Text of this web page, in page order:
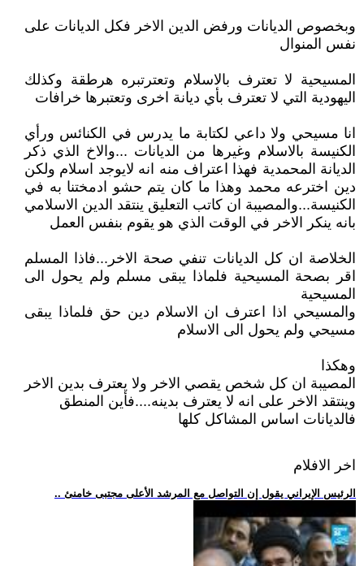
وبخصوص الديانات ورفض الدين الاخر فكل الديانات على
نفس المنوال
المسيحية لا تعترف بالاسلام وتعترتبره هرطقة وكذلك
اليهودية التي لا تعترف بأي ديانة اخرى وتعتبرها خرافات
انا مسيحي ولا داعي لكتابة ما يدرس في الكنائس ورأي
الكنيسة بالاسلام وغيرها من الديانات ...والاخ الذي ذكر
الديانة المحمدية فهذا اعتراف منه انه لايوجد اسلام ولكن
دين اخترعه محمد وهذا ما كان يتم حشو ادمختنا به في
الكنيسة...والمصيبة ان كاتب التعليق ينتقد الدين الاسلامي
بانه ينكر الاخر في الوقت الذي هو يقوم بنفس العمل
الخلاصة ان كل الديانات تنفي صحة الاخر...فاذا المسلم
اقر بصحة المسيحية فلماذا يبقى مسلم ولم يحول الى
المسيحية
والمسيحي اذا اعترف ان الاسلام دين حق فلماذا يبقى
مسيحي ولم يحول الى الاسلام
وهكذا
المصيبة ان كل شخص يقصي الاخر ولا يعترف بدين الاخر
وينتقد الاخر على انه لا يعترف بدينه....فأين المنطق
فالديانات اساس المشاكل كلها
اخر الافلام
.. الرئيس الإيراني يقول إن التواصل مع المرشد الأعلى مجتبى خامنئ